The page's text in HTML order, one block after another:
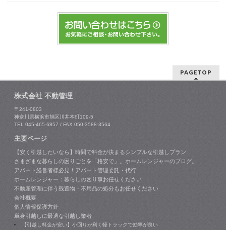
PAGETOP
株式会社 不動管理
〒241-0803
神奈川県横浜市旭区川井本町109-5
TEL 045-465-6857 / FAX 050-3588-3564
主要ページ
【安く引越したいなら】時間で料金が決まるシンプルな引越しプラン
さまざまな暮らしの困りごとを「格安で」。ホームレンジャーのブログ。
アパート経営者様必見！アパート管理委託・代行
ホームレンジャー：暮らしの困り事お任せください
不動産管理に伴う残置物・不用品の処分もお任せください
会社概要
個人情報保護方針
単身引越しに最適な引越し業者
【引越し料金が安い】小回りが利く軽トラックで効率が良い